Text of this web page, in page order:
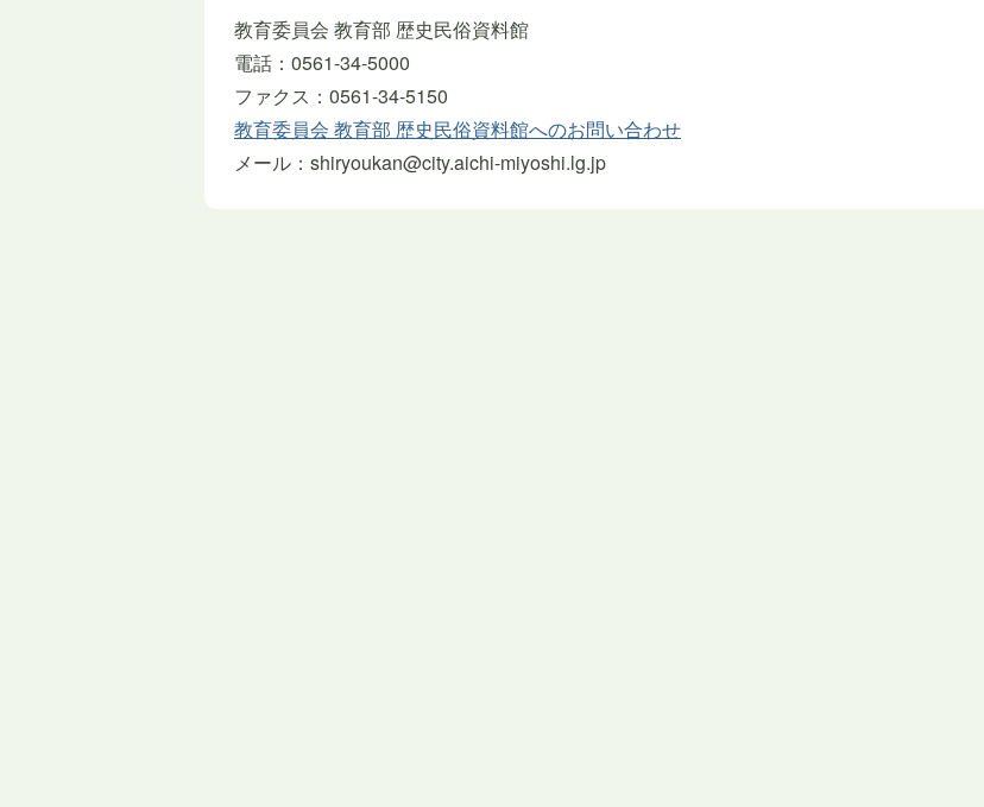
教育委員会 教育部 歴史民俗資料館
電話：0561-34-5000
ファクス：0561-34-5150
教育委員会 教育部 歴史民俗資料館へのお問い合わせ
メール：shiryoukan@city.aichi-miyoshi.lg.jp